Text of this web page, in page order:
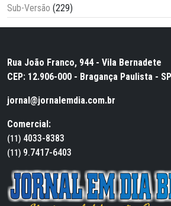
Sub-Versão (229)
Rua João Franco, 944 - Vila Bernadete
CEP: 12.906-000 - Bragança Paulista - SP
jornal@jornalemdia.com.br
Comercial:
(11) 4033-8383
(11) 9.7417-6403